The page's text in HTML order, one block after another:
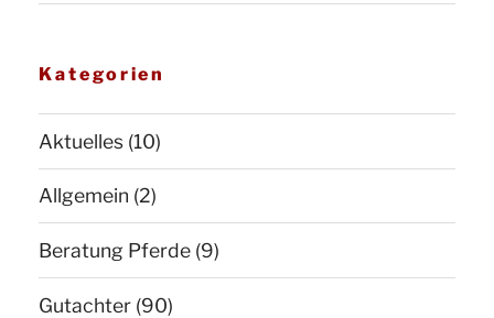
Kategorien
Aktuelles (10)
Allgemein (2)
Beratung Pferde (9)
Gutachter (90)